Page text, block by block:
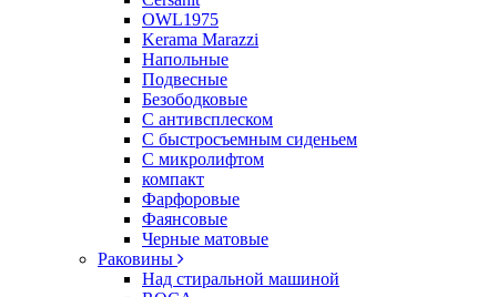
OWL1975
Kerama Marazzi
Напольные
Подвесные
Безободковые
С антивсплеском
С быстросъемным сиденьем
С микролифтом
компакт
Фарфоровые
Фаянсовые
Черные матовые
Раковины
Над стиральной машиной